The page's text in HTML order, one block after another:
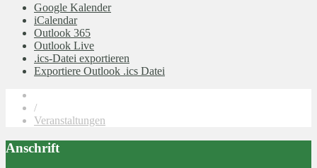
Google Kalender
iCalendar
Outlook 365
Outlook Live
.ics-Datei exportieren
Exportiere Outlook .ics Datei
/
Veranstaltungen
Anschrift